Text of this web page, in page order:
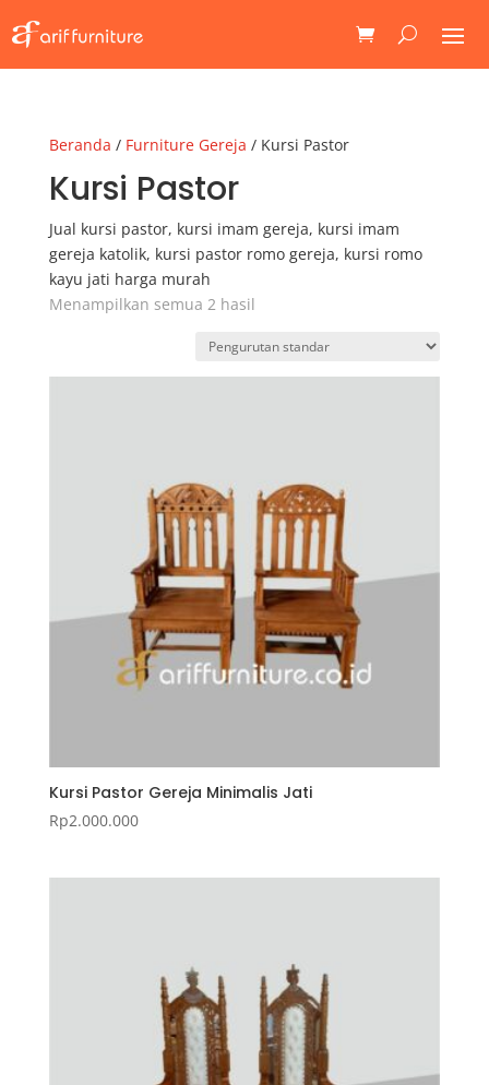
Beranda / Furniture Gereja / Kursi Pastor
Kursi Pastor
Jual kursi pastor, kursi imam gereja, kursi imam
gereja katolik, kursi pastor romo gereja, kursi romo
kayu jati harga murah
Menampilkan semua 2 hasil
Kursi Pastor Gereja Minimalis Jati
Rp2.000.000